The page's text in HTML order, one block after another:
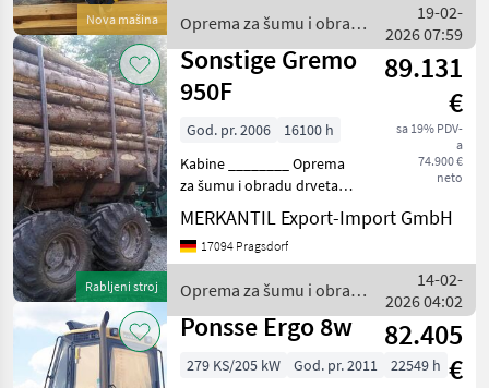
Nova mašina
Auslegeverlängerung S60
hydraulisch, Steuerkabel
10m
Oprema za šumu i obradu
drveta / Sonstige
19-02-
2026 07:59
Rabljeni stroj
Sonstige Gremo
950F
89.131
€
sa 19% PDV-
a
74.900 €
neto
God. pr. 2006
16100 h
Kabine ________ Oprema
za šumu i obradu drveta
Harvesteri i procesori
MERKANTIL Export-Import GmbH
17094 Pragsdorf
Oprema za šumu i obradu
drveta / Sonstige
14-02-
2026 04:02
Ponsse Ergo 8w
82.405
€
279 KS/205 kW God. pr. 2011 22549 h